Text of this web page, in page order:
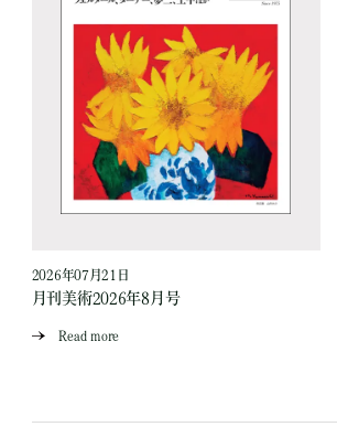
2026年07月21日
月刊美術2026年8月号
Read more